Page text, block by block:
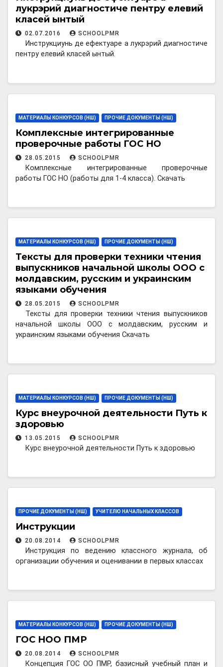
лукрэрий диагностиче пентру елевий
класей ынтый
02.07.2016 SCHOOLPMR
Инструкциунь де ефектуаре а лукрэрий диагностиче
пентру елевий класей ынтый.
МАТЕРИАЛЫ КОНКУРСОВ (НШ) ПРОЧИЕ ДОКУМЕНТЫ (НШ)
Комплексные интегрированные
проверочные работы ГОС НО
28.05.2015 SCHOOLPMR
Комплексные интегрированные проверочные
работы ГОС НО (работы для 1-4 класса). Скачать
МАТЕРИАЛЫ КОНКУРСОВ (НШ) ПРОЧИЕ ДОКУМЕНТЫ (НШ)
Тексты для проверки техники чтения
выпускников начальной школы ООО с
молдавским, русским и украинским
языками обучения
28.05.2015 SCHOOLPMR
Тексты для проверки техники чтения выпускников
начальной школы ООО с молдавским, русским и
украинским языками обучения Скачать
МАТЕРИАЛЫ КОНКУРСОВ (НШ) ПРОЧИЕ ДОКУМЕНТЫ (НШ)
Курс внеурочной деятельности Путь к
здоровью
13.05.2015 SCHOOLPMR
Курс внеурочной деятельности Путь к здоровью
ПРОЧИЕ ДОКУМЕНТЫ (НШ) УЧИТЕЛЮ НАЧАЛЬНЫХ КЛАССОВ
Инструкции
20.08.2014 SCHOOLPMR
Инструкция по ведению классного журнала, об
организации обучения и оценивании в первых классах
МАТЕРИАЛЫ КОНКУРСОВ (НШ) ПРОЧИЕ ДОКУМЕНТЫ (НШ)
ГОС НОО ПМР
20.08.2014 SCHOOLPMR
Концепция ГОС ОО ПМР, базисный учебный план и